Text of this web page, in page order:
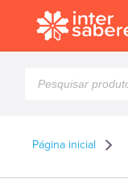
produtos
Página inicial